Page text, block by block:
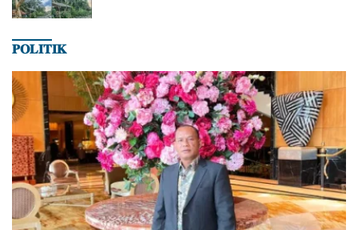
𝐏𝐎𝐋𝐈𝐓𝐈𝐊